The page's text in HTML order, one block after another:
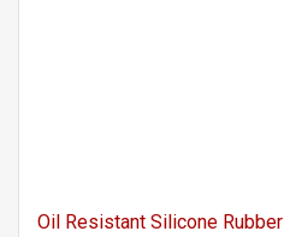
Oil Resistant Silicone Rubber